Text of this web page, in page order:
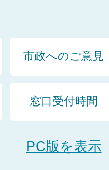
市政へのご意見
窓口受付時間
PC版を表示